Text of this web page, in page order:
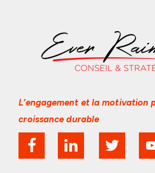
L’engagement et la motivation
croissance durable